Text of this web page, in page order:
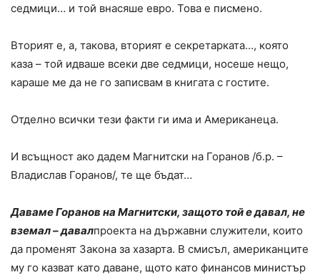
седмици… и той внасяше евро. Това е писмено.
Вторият е, а, такова, вторият е секретарката…, която
каза – той идваше всеки две седмици, носеше нещо,
караше ме да не го записвам в книгата с гостите.
Отделно всички тези факти ги има и Американеца.
И всъщност ако дадем Магнитски на Горанов /б.р. –
Владислав Горанов/, те ще бъдат…
Даваме Горанов на Магнитски, защото той е давал, не
вземал – давалпроекта на държавни служители, които
да променят Закона за хазарта. В смисъл, американците
му го казват като даване, щото като финансов министър